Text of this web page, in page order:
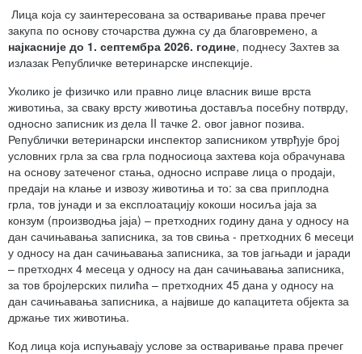
Лица која су заинтересована за остваривање права пречег
закупа по основу сточарства дужна су да благовремено, а
најкасније до 1. септембра 2026. године, поднесу Захтев за
излазак Републичке ветеринарске инспекције.
Уколико је физичко или правно лице власник више врста
животиња, за сваку врсту животиња доставља посебну потврду,
односно записник из дела II тачке 2. овог јавног позива.
Републички ветеринарски инспектор записником утврђује број
условних грла за сва грла подносиоца захтева која обрачунава
на основу затеченог стања, односно исправе лица о продаји,
предаји на клање и извозу животиња и то: за сва приплодна
грла, тов јунади и за експлоатацију кокоши носиља јаја за
конзум (производња јаја) – претходних годину дана у односу на
дан сачињавања записника, за тов свиња - претходних 6 месеци
у односу на дан сачињавања записника, за тов јагњади и јаради
– претходнх 4 месеца у односу на дан сачињавања записника,
за тов бројлерских пилића – претходних 45 дана у односу на
дан сачињавања записника, а највише до капацитета објекта за
држање тих животиња.
Код лица која испуњавају услове за остваривање права пречег